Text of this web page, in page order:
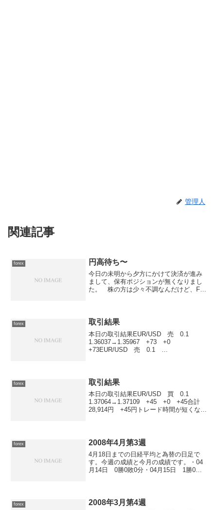
管理人
関連記事
forex 円高待ち〜
今日の未明から夕方にかけて決済が進み
まして、保有ポジションが無くなりまし
た。 株の方は少々不調なんだけど、FX
円高方向に振れそうな...
forex 取引結果
本日の取引結果EUR/USD 売 0.1
1.36037→1.35967 +73 +0
+73EUR/USD 売 0.1
forex 取引結果
本日の取引結果EUR/USD 買 0.1
1.37064→1.37109 +45 +0 +45合計
28,914円 +45円トレード時間が短くなっ
forex 2008年4月第3週
4月18日までの日経平均と為替の日足で
す。今週の成績と今月の成績です。・04
月14日 0勝0敗0分・04月15日 1勝0敗0
forex 2008年3月第4週